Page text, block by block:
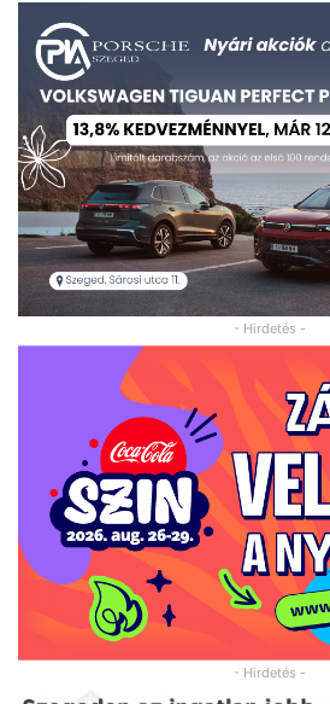
- Hirdetés -
- Hirdetés -